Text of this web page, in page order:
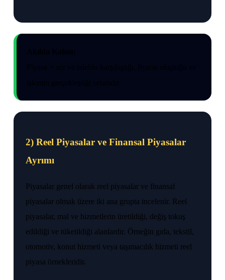
2) Reel Piyasalar ve Finansal Piyasalar
Ayrımı
Piyasalar genel olarak reel piyasalar ve finansal
piyasalar olmak üzere iki ana grupta incelenir. Reel
piyasalar, mal ve hizmetlerin üretildiği, değiş tokuş
edildiği ve tüketildiği alanlardır. Örneğin gıda, tekstil,
otomotiv, konut hizmeti veya taşımacılık hizmeti reel
piyasa örnekleridir.